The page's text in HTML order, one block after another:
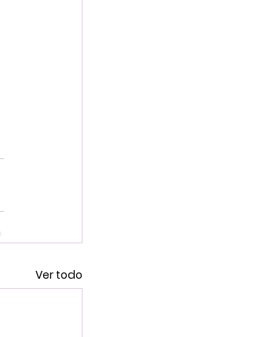
Ver todo